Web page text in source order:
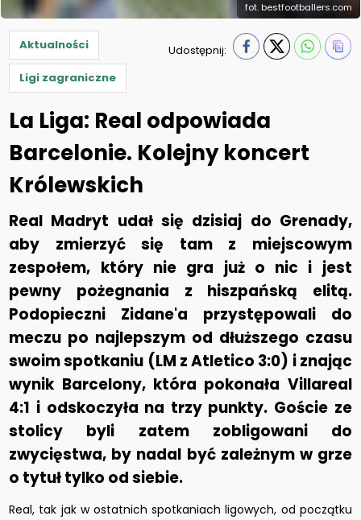
fot. bestfootballers.com
Aktualności
Ligi zagraniczne
Udostępnij:
La Liga: Real odpowiada
Barcelonie. Kolejny koncert
Królewskich
Real Madryt udał się dzisiaj do Grenady,
aby zmierzyć się tam z miejscowym
zespołem, który nie gra już o nic i jest
pewny pożegnania z hiszpańską elitą.
Podopieczni Zidane'a przystępowali do
meczu po najlepszym od dłuższego czasu
swoim spotkaniu (LM z Atletico 3:0) i znając
wynik Barcelony, która pokonała Villareal
4:1 i odskoczyła na trzy punkty. Goście ze
stolicy byli zatem zobligowani do
zwycięstwa, by nadal być zależnym w grze
o tytuł tylko od siebie.
Real, tak jak w ostatnich spotkaniach ligowych, od początku